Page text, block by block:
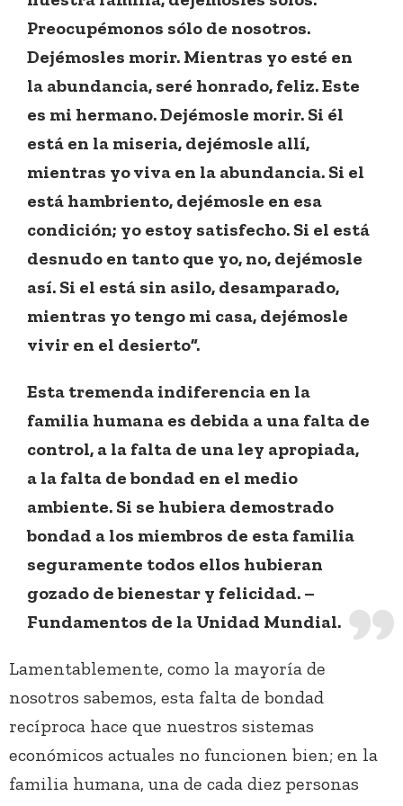
Preocupémonos sólo de nosotros.
Dejémosles morir. Mientras yo esté en
la abundancia, seré honrado, feliz. Este
es mi hermano. Dejémosle morir. Si él
está en la miseria, dejémosle allí,
mientras yo viva en la abundancia. Si el
está hambriento, dejémosle en esa
condición; yo estoy satisfecho. Si el está
desnudo en tanto que yo, no, dejémosle
así. Si el está sin asilo, desamparado,
mientras yo tengo mi casa, dejémosle
vivir en el desierto”.
Esta tremenda indiferencia en la
familia humana es debida a una falta de
control, a la falta de una ley apropiada,
a la falta de bondad en el medio
ambiente. Si se hubiera demostrado
bondad a los miembros de esta familia
seguramente todos ellos hubieran
gozado de bienestar y felicidad. –
Fundamentos de la Unidad Mundial.
Lamentablemente, como la mayoría de
nosotros sabemos, esta falta de bondad
recíproca hace que nuestros sistemas
económicos actuales no funcionen bien; en la
familia humana, una de cada diez personas